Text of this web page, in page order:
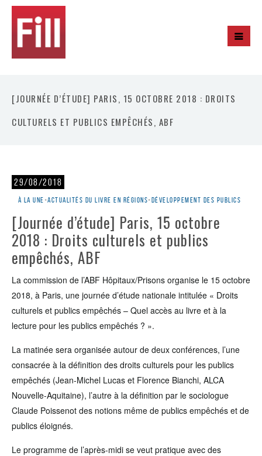
[JOURNÉE D’ÉTUDE] PARIS, 15 OCTOBRE 2018 : DROITS
CULTURELS ET PUBLICS EMPÊCHÉS, ABF
29/08/2018
À la une •Actualités du livre en régions•Développement des publics
[Journée d’étude] Paris, 15 octobre
2018 : Droits culturels et publics
empêchés, ABF
La commission de l’ABF Hôpitaux/Prisons organise le 15 octobre
2018, à Paris, une journée d’étude nationale intitulée « Droits
culturels et publics empêchés – Quel accès au livre et à la
lecture pour les publics empêchés ? ».
La matinée sera organisée autour de deux conférences, l’une
consacrée à la définition des droits culturels pour les publics
empêchés (Jean-Michel Lucas et Florence Bianchi, ALCA
Nouvelle-Aquitaine), l’autre à la définition par le sociologue
Claude Poissenot des notions même de publics empêchés et de
publics éloignés.
Le programme de l’après-midi se veut pratique avec des